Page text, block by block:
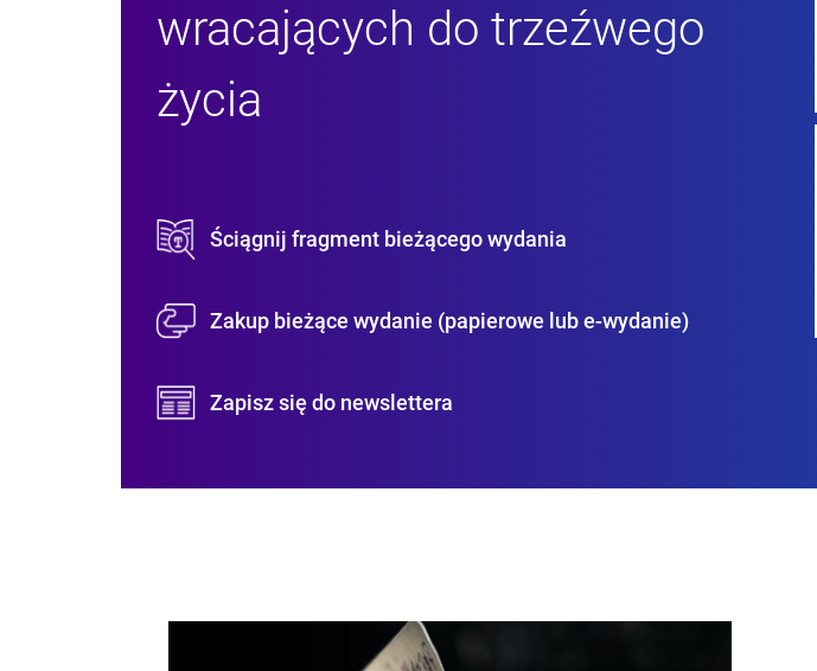
wracających do trzeźwego
życia
Ściągnij fragment bieżącego wydania
Zakup bieżące wydanie (papierowe lub e-wydanie)
Zapisz się do newslettera